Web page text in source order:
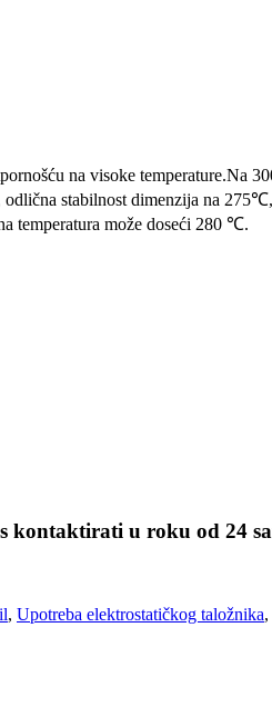
na visoke temperature.Na
stabilnost dimenzija na
temperatura može doseći 280 ℃.
kontaktirati u roku od 24
, Upotreba elektrostatičkog taložnika,